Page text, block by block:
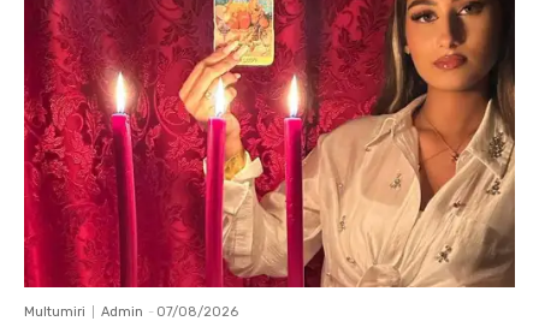
Multumiri Admin - 07/08/2026